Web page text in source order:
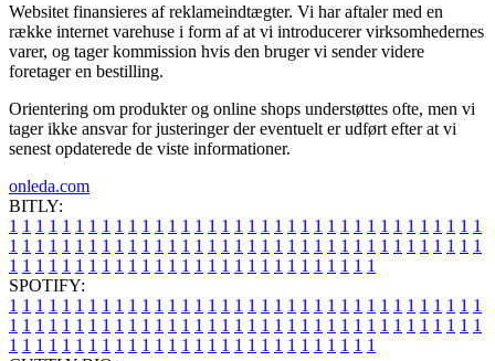
Websitet finansieres af reklameindtægter. Vi har aftaler med en
række internet varehuse i form af at vi introducerer virksomhedernes
varer, og tager kommission hvis den bruger vi sender videre
foretager en bestilling.
Orientering om produkter og online shops understøttes ofte, men vi
tager ikke ansvar for justeringer der eventuelt er udført efter at vi
senest opdaterede de viste informationer.
onleda.com
BITLY:
1 1 1 1 1 1 1 1 1 1 1 1 1 1 1 1 1 1 1 1 1 1 1 1 1 1 1 1 1 1 1 1 1 1 1 1
1 1 1 1 1 1 1 1 1 1 1 1 1 1 1 1 1 1 1 1 1 1 1 1 1 1 1 1 1 1 1 1 1 1 1 1
1 1 1 1 1 1 1 1 1 1 1 1 1 1 1 1 1 1 1 1 1 1 1 1 1 1 1 1
SPOTIFY:
1 1 1 1 1 1 1 1 1 1 1 1 1 1 1 1 1 1 1 1 1 1 1 1 1 1 1 1 1 1 1 1 1 1 1 1
1 1 1 1 1 1 1 1 1 1 1 1 1 1 1 1 1 1 1 1 1 1 1 1 1 1 1 1 1 1 1 1 1 1 1 1
1 1 1 1 1 1 1 1 1 1 1 1 1 1 1 1 1 1 1 1 1 1 1 1 1 1 1 1